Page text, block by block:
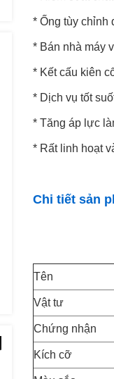
* Ống tùy chỉnh
* Bán nhà máy
* Kết cấu kiên
* Dịch vụ tốt
* Tăng áp lực
* Rất linh hoạt
Chi tiết sản
Tên
Vật tư
Chứng nhận
Kích cỡ